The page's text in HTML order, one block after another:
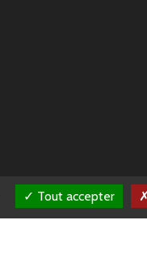
Tout accepter